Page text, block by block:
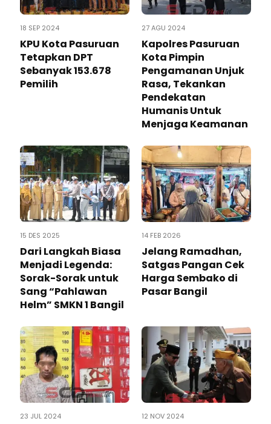
18 SEP 2024
KPU Kota Pasuruan
Tetapkan DPT
Sebanyak 153.678
Pemilih
27 AGU 2024
Kapolres Pasuruan
Kota Pimpin
Pengamanan Unjuk
Rasa, Tekankan
Pendekatan
Humanis Untuk
Menjaga Keamanan
15 DES 2025
Dari Langkah Biasa
Menjadi Legenda:
Sorak-Sorak untuk
Sang “Pahlawan
Helm” SMKN 1 Bangil
14 FEB 2026
Jelang Ramadhan,
Satgas Pangan Cek
Harga Sembako di
Pasar Bangil
23 JUL 2024 12 NOV 2024